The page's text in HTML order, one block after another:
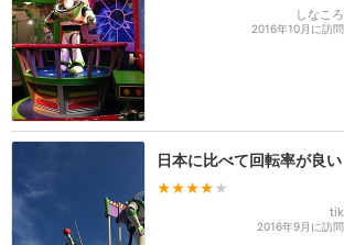
しなころ
2016年10月に訪問
日本に比べて回転率が良い
★★★★ ★
tik
2016年9月に訪問